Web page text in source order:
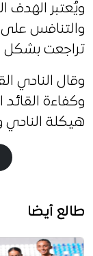
ويُعتبر الهدف
والتنافس على
تراجعت بشكل
وقال النادي
وكفاءة
هيكلة النادي
طالع أيضا